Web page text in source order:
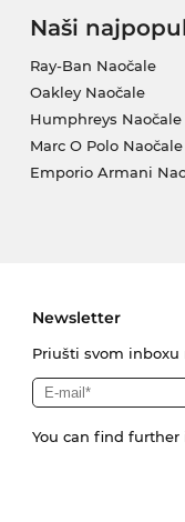
Naši
Ray-Ban Naočale
Oakley Naočale
Humphreys Naočale
Marc O Polo Naočale
Emporio Armani
Newsletter
Priušti svom inboxu
You can find